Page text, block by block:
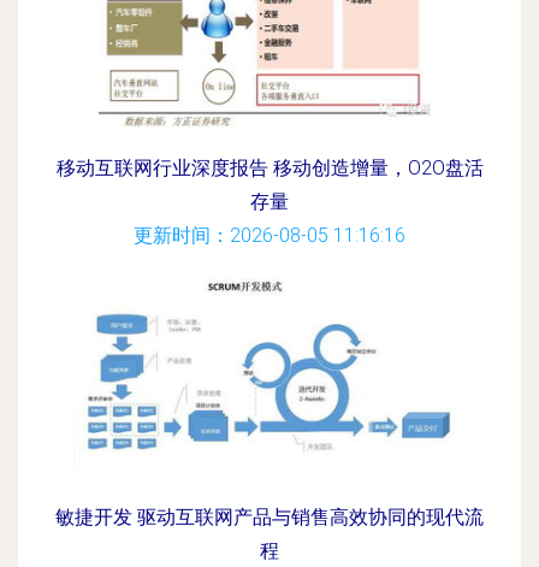
移动互联网行业深度报告 移动创造增量，O2O盘活
存量
更新时间：2026-08-05 11:16:16
敏捷开发 驱动互联网产品与销售高效协同的现代流
程